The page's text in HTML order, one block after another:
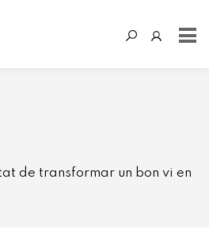
de transformar un bon vi en